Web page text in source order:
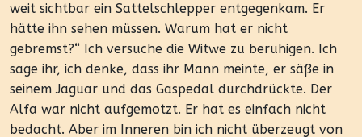
weit sichtbar ein Sattelschlepper entgegenkam. Er
hätte ihn sehen müssen. Warum hat er nicht
gebremst?“ Ich versuche die Witwe zu beruhigen. Ich
sage ihr, ich denke, dass ihr Mann meinte, er säße in
seinem Jaguar und das Gaspedal durchdrückte. Der
Alfa war nicht aufgemotzt. Er hat es einfach nicht
bedacht. Aber im Inneren bin ich nicht überzeugt von